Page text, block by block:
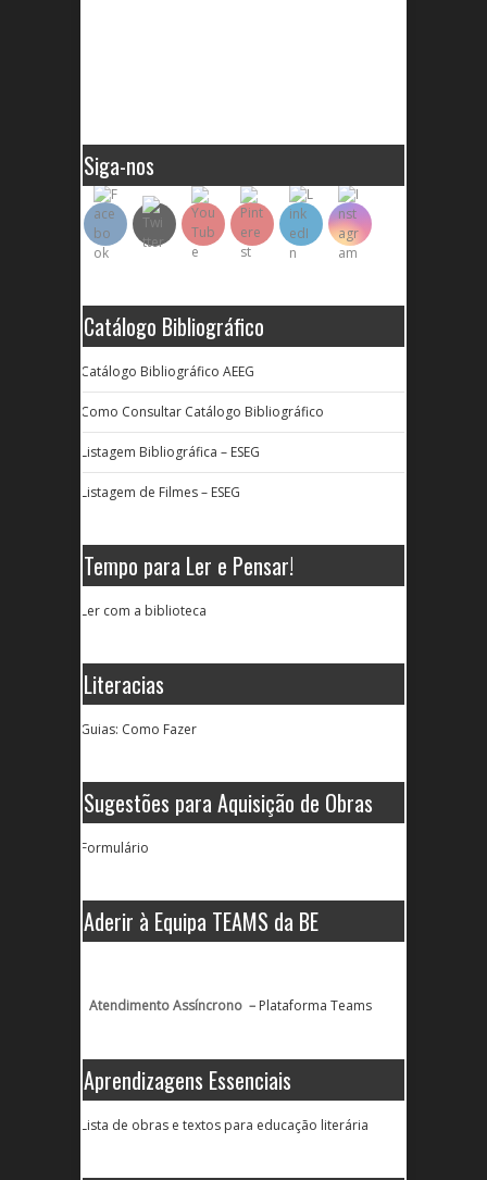
Siga-nos
Catálogo Bibliográfico
Catálogo Bibliográfico AEEG
Como Consultar Catálogo Bibliográfico
Listagem Bibliográfica – ESEG
Listagem de Filmes – ESEG
Tempo para Ler e Pensar!
Ler com a biblioteca
Literacias
Guias: Como Fazer
Sugestões para Aquisição de Obras
Formulário
Aderir à Equipa TEAMS da BE
Atendimento Assíncrono – Plataforma Teams
Aprendizagens Essenciais
Lista de obras e textos para educação literária